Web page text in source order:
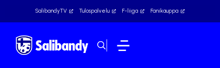
SalibandyTV Tulospalvelu F-liiga Fanikauppa